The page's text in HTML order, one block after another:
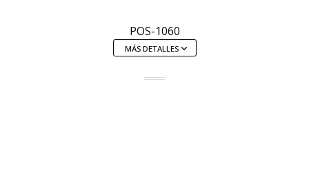
POS-1060
MÁS DETALLES